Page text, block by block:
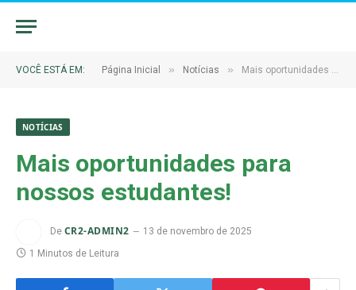
VOCÊ ESTÁ EM: Página Inicial » Notícias » Mais oportunidades para nossos estudantes!
NOTÍCIAS
Mais oportunidades para
nossos estudantes!
De CR2-ADMIN2
13 de novembro de 2025
1 Minutos de Leitura